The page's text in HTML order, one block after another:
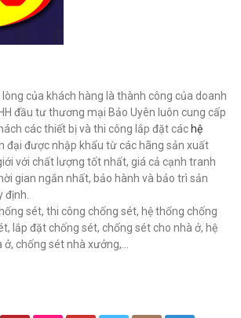
lòng của khách hàng là thành công của doanh
đầu tư thương mại Bảo Uyên luôn cung cấp
các thiết bị và thi công lắp đặt các hệ
đại được nhập khẩu từ các hãng sản xuất
với chất lượng tốt nhất, giá cả cạnh tranh
gian ngắn nhất, bảo hành và bảo trì sản
định.
sét, thi công chống sét, hệ thống chống
lắp đặt chống sét, chống sét cho nhà ở, hệ
chống sét nhà xưởng,...